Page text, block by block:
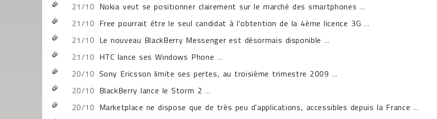
21/10 Nokia veut se positionner clairement sur le marché des smartphones ...
21/10 Free pourrait être le seul candidat à l'obtention de la 4ème licence 3G ...
21/10 Le nouveau BlackBerry Messenger est désormais disponible ...
21/10 HTC lance ses Windows Phone ...
20/10 Sony Ericsson limite ses pertes, au troisième trimestre 2009 ...
20/10 BlackBerry lance le Storm 2 ...
20/10 Marketplace ne dispose que de très peu d'applications, accessibles depuis la France ...